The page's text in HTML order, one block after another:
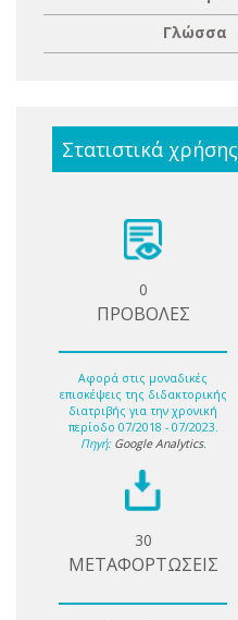
Γλώσσα
Στατιστικά χρήσης
0
ΠΡΟΒΟΛΕΣ
Αφορά στις μοναδικές
επισκέψεις της διδακτορικής
διατριβής για την χρονική
περίοδο 07/2018 - 07/2023.
Πηγή: Google Analytics.
30
ΜΕΤΑΦΟΡΤΩΣΕΙΣ